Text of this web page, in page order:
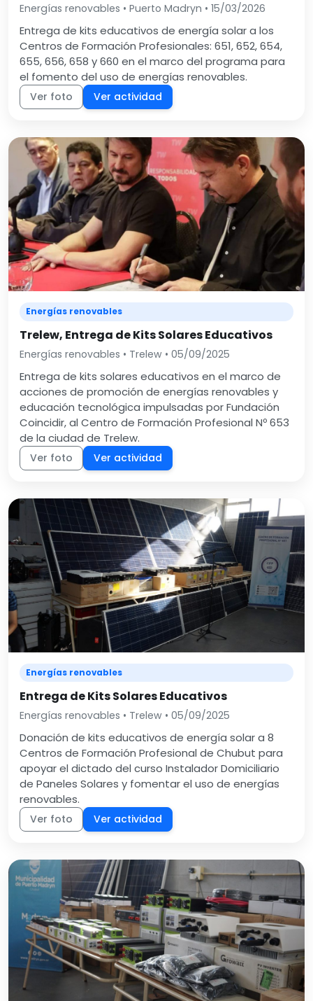
Energías renovables • Puerto Madryn • 15/03/2026
Entrega de kits educativos de energía solar a los
Centros de Formación Profesionales: 651, 652, 654,
655, 656, 658 y 660 en el marco del programa para
el fomento del uso de energías renovables.
Ver foto Ver actividad
Energías renovables
Trelew, Entrega de Kits Solares Educativos
Energías renovables • Trelew • 05/09/2025
Entrega de kits solares educativos en el marco de
acciones de promoción de energías renovables y
educación tecnológica impulsadas por Fundación
Coincidir, al Centro de Formación Profesional Nº 653
de la ciudad de Trelew.
Ver foto Ver actividad
Energías renovables
Entrega de Kits Solares Educativos
Energías renovables • Trelew • 05/09/2025
Donación de kits educativos de energía solar a 8
Centros de Formación Profesional de Chubut para
apoyar el dictado del curso Instalador Domiciliario
de Paneles Solares y fomentar el uso de energías
renovables.
Ver foto Ver actividad